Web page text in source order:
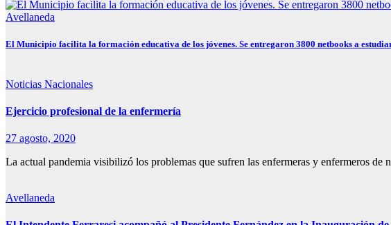
Avellaneda
El Municipio facilita la formación educativa de los jóvenes. Se entregaron 3800 netbooks a
Noticias Nacionales
Ejercicio profesional de la enfermería
27 agosto, 2020
La actual pandemia visibilizó los problemas que sufren las enfermeras y enfermeros de
Avellaneda